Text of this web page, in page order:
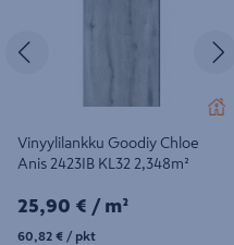
Vinyylilankku Goodiy Chloe
Anis 2423IB KL32 2,348m²
25,90€/m²
25,90 € / m²
60,82€/pkt
60,82 € / pkt